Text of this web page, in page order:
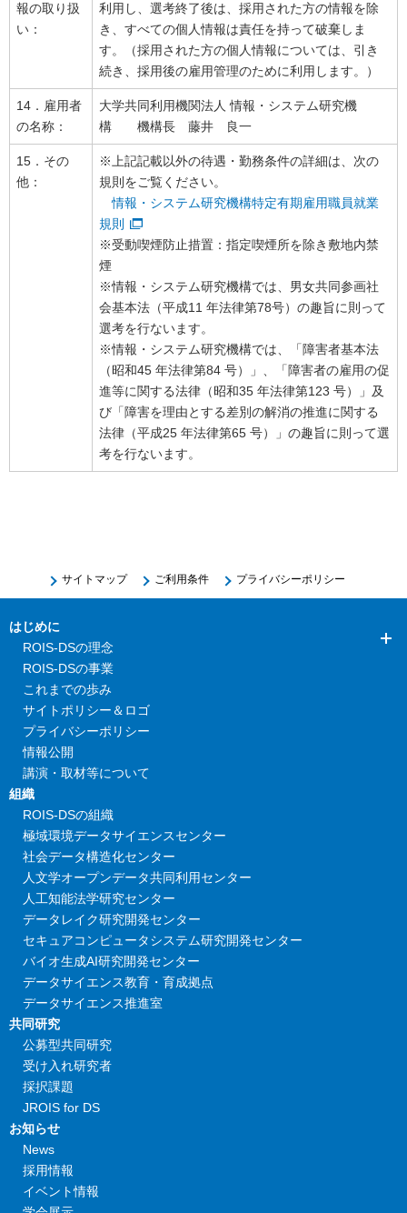
報の取り扱
い：
利用し、選考終了後は、採用された方の情報を除
き、すべての個人情報は責任を持って破棄しま
す。（採用された方の個人情報については、引き
続き、採用後の雇用管理のために利用します。）
14．雇用者
の名称：
大学共同利用機関法人 情報・システム研究機
構 機構長 藤井 良一
15．その
他：
※上記記載以外の待遇・勤務条件の詳細は、次の
規則をご覧ください。
情報・システム研究機構特定有期雇用職員就業
規則
※受動喫煙防止措置：指定喫煙所を除き敷地内禁
煙
※情報・システム研究機構では、男女共同参画社
会基本法（平成11 年法律第78号）の趣旨に則って
選考を行ないます。
※情報・システム研究機構では、「障害者基本法
（昭和45 年法律第84 号）」、「障害者の雇用の促
進等に関する法律（昭和35 年法律第123 号）」及
び「障害を理由とする差別の解消の推進に関する
法律（平成25 年法律第65 号）」の趣旨に則って選
考を行ないます。
サイトマップ ご利用条件 プライバシーポリシー
はじめに
ROIS-DSの理念
ROIS-DSの事業
これまでの歩み
サイトポリシー＆ロゴ
プライバシーポリシー
情報公開
講演・取材等について
組織
ROIS-DSの組織
極域環境データサイエンスセンター
社会データ構造化センター
人文学オープンデータ共同利用センター
人工知能法学研究センター
データレイク研究開発センター
セキュアコンピュータシステム研究開発センター
バイオ生成AI研究開発センター
データサイエンス教育・育成拠点
データサイエンス推進室
共同研究
公募型共同研究
受け入れ研究者
採択課題
JROIS for DS
お知らせ
News
採用情報
イベント情報